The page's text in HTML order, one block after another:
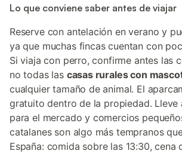
Lo que conviene saber antes de viajar
Reserve con antelación en verano y
ya que muchas fincas cuentan con
Si viaja con perro, confirme antes las
no todas las casas rurales con
cualquier tamaño de animal. El
gratuito dentro de la propiedad. Lleve
para el mercado y comercios
catalanes son algo más tempranos
España: comida sobre las 13:30, cena